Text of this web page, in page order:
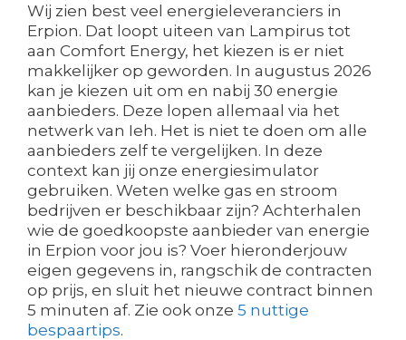
Wij zien best veel energieleveranciers in
Erpion. Dat loopt uiteen van Lampirus tot
aan Comfort Energy, het kiezen is er niet
makkelijker op geworden. In augustus 2026
kan je kiezen uit om en nabij 30 energie
aanbieders. Deze lopen allemaal via het
netwerk van Ieh. Het is niet te doen om alle
aanbieders zelf te vergelijken. In deze
context kan jij onze energiesimulator
gebruiken. Weten welke gas en stroom
bedrijven er beschikbaar zijn? Achterhalen
wie de goedkoopste aanbieder van energie
in Erpion voor jou is? Voer hieronderjouw
eigen gegevens in, rangschik de contracten
op prijs, en sluit het nieuwe contract binnen
5 minuten af. Zie ook onze 5 nuttige
bespaartips.